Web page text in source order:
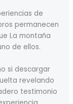
de
permanecen
La montaña
de ellos.
si descargar
revelando
testimonio